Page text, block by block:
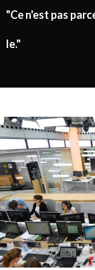
"Ce n'est pas
le."